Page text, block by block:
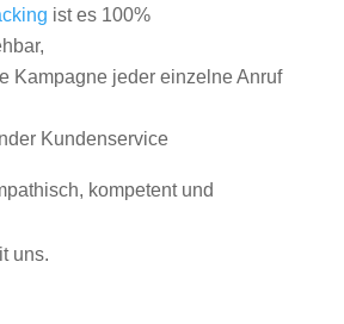
ist es 100%
Kampagne jeder einzelne Anruf
Kundenservice
kompetent und
uns.